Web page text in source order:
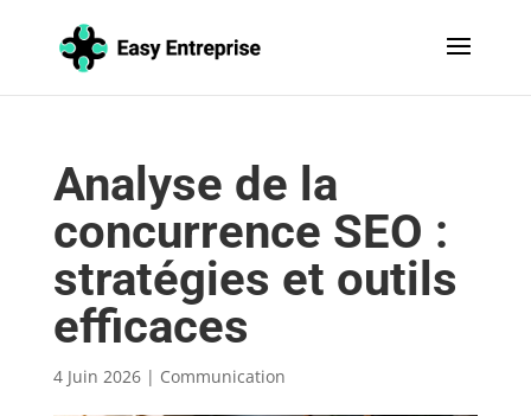
Analyse de la
concurrence SEO :
stratégies et outils
efficaces
4 Juin 2026| Communication